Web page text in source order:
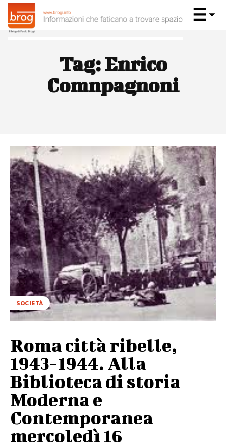
Tag:Enrico
Comnpagnoni
SOCIETÀ
Roma città ribelle,
1943-1944. Alla
Biblioteca di storia
Moderna e
Contemporanea
mercoledì 16